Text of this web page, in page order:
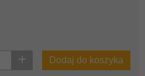
Dodaj do koszyka